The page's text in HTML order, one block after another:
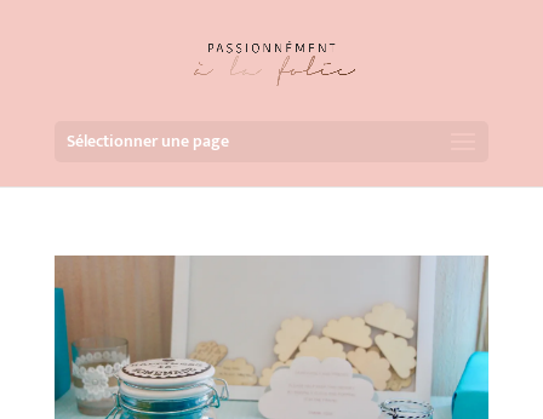
Sélectionner une page